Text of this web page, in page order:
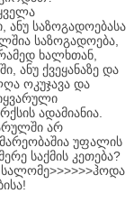
ანუ საზოგადოებასა
საზოგადოება,
ხალხთან,
ანუ ქვეყანაზე და
ოკუჯავა და
ადამიანია.
არ
უფალის
საქმის კეთება?